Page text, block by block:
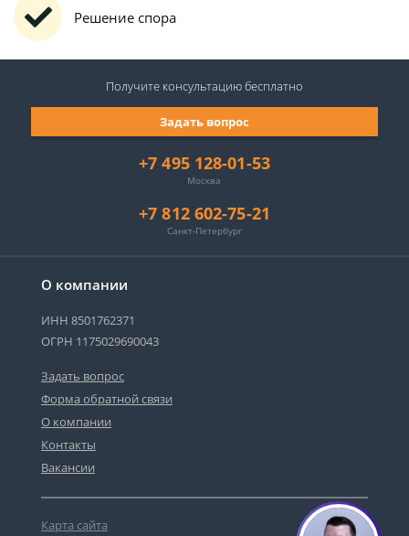
Решение спора
О компании
ИНН 8501762371
ОГРН 1175029690043
Задать вопрос
Форма обратной связи
О компании
Контакты
Вакансии
Карта сайта
+7 495 128-01-53
Москва
+7 812 602-75-21
Санкт-Петербург
Задать вопрос
Получите консультациюбесплатно